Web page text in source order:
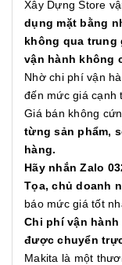
Xây Dựng Store
dụng mặt bằng
không qua trung
vận hành không
Nhờ chi phí vận
đến mức giá cạnh
Giá bán không
từng sản phẩm,
hàng.
Hãy nhắn Zalo
Tọa, chủ doanh
báo mức giá tốt
Chi phí vận
được chuyển
Makita là một